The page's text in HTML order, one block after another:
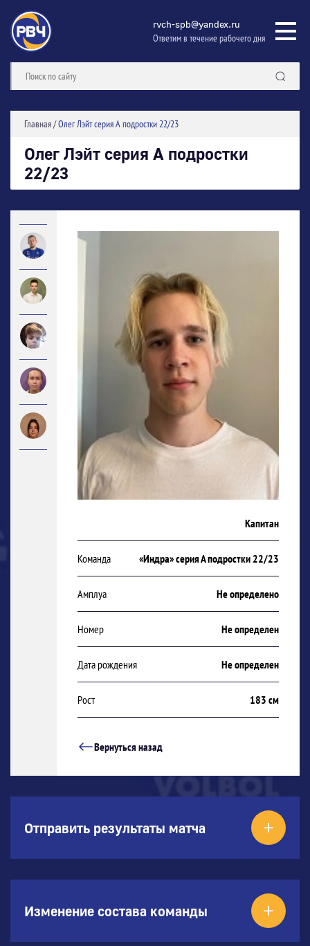
rvch-spb@yandex.ru
Ответим в течение рабочего дня
Главная/Олег Лэйт серия А подростки 22/23
Олег Лэйт серия А подростки
22/23
Капитан
Команда «Индра» серия А подростки 22/23
Амплуа Не определено
Номер Не определен
Дата рождения Не определен
Рост 183 см
Вернуться назад
Отправить результаты матча
Изменение состава команды